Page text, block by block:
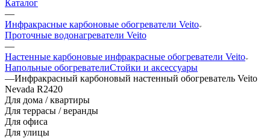
Каталог
—
Инфракрасные карбоновые обогреватели Veito
Проточные водонагреватели Veito
—
Настенные карбоновые инфракрасные обогреватели Veito
Напольные обогревателиСтойки и аксессуары
—Инфракрасный карбоновый настенный обогреватель Veito
Nevada R2420
Для дома / квартиры
Для террасы / веранды
Для офиса
Для улицы